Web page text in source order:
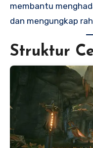
membantu
dan mengungkap
Struktur